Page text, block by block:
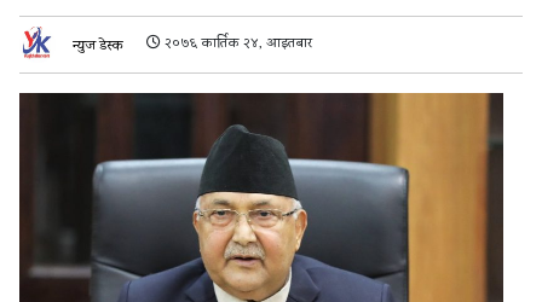
न्युज डेस्क २०७६ कार्तिक २४, आइतबार